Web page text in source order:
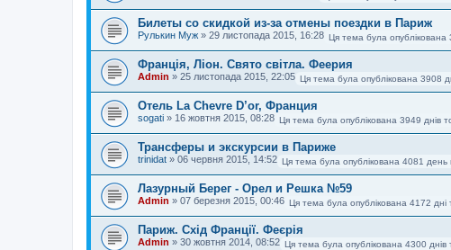
Билеты со скидкой из-за отмены поездки в Париж
Рулькин Муж » 29 листопада 2015, 16:28 Ця тема була опублікована
Франція, Ліон. Свято світла. Феерия
Admin » 25 листопада 2015, 22:05 Ця тема була опублікована 3908
Отель La Chevre D’or, Франция
sogati » 16 жовтня 2015, 08:28 Ця тема була опублікована 3949 днів
Трансферы и экскурсии в Париже
trinidat » 06 червня 2015, 14:52 Ця тема була опублікована 4081 день
Лазурный Берег - Орел и Решка №59
Admin » 07 березня 2015, 00:46 Ця тема була опублікована 4172 дні
Париж. Схід Франції. Феєрія
Admin » 30 жовтня 2014, 08:52 Ця тема була опублікована 4300 днів